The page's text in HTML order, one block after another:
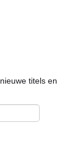
titels en